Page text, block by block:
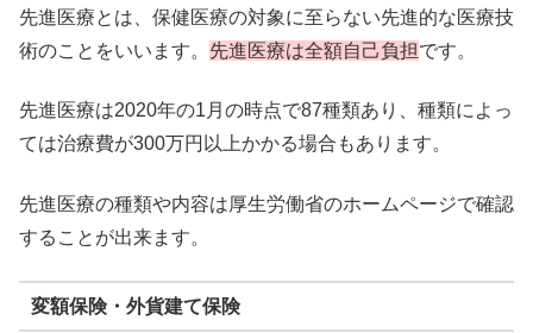
先進医療とは、保健医療の対象に至らない先進的な医療技
術のことをいいます。 先進医療は全額自己負担です。
先進医療は2020年の1月の時点で87種類あり、種類によっ
ては治療費が300万円以上かかる場合もあります。
先進医療の種類や内容は厚生労働省のホームページで確認
することが出来ます。
変額保険・外貨建て保険